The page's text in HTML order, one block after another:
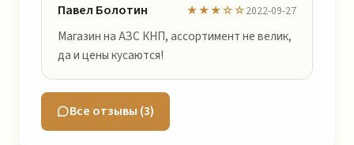
Павел Болотин ★★★☆☆2022-09-27
Магазин на АЗС КНП, ассортимент не велик,
да и цены кусаются!
Все отзывы (3)